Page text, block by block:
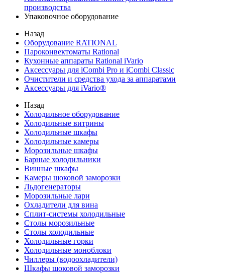
производства
Упаковочное оборудование
Назад
Оборудование RATIONAL
Пароконвектоматы Rational
Кухонные аппараты Rational iVario
Аксессуары для iCombi Pro и iCombi Classic
Очистители и средства ухода за аппаратами
Аксессуары для iVario®
Назад
Холодильное оборудование
Холодильные витрины
Холодильные шкафы
Холодильные камеры
Морозильные шкафы
Барные холодильники
Винные шкафы
Камеры шоковой заморозки
Льдогенераторы
Морозильные лари
Охладители для вина
Сплит-системы холодильные
Столы морозильные
Столы холодильные
Холодильные горки
Холодильные моноблоки
Чиллеры (водоохладители)
Шкафы шоковой заморозки